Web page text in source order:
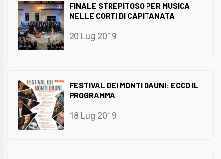
FINALE STREPITOSO PER MUSICA
NELLE CORTI DI CAPITANATA
20 Lug 2019
FESTIVAL DEI MONTI DAUNI: ECCO IL
PROGRAMMA
18 Lug 2019